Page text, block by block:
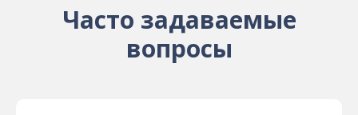
Часто задаваемые
вопросы